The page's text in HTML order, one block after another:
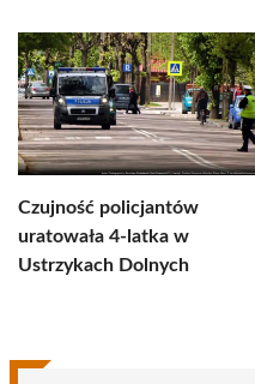
Czujność policjantów
uratowała 4-latka w
Ustrzykach Dolnych